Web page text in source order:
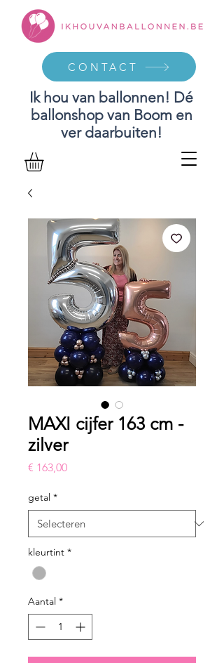
Ik hou van ballonnen! Dé
ballonshop van Boom en
ver daarbuiten!
CONTACT
MAXI cijfer 163 cm -
zilver
€ 163,00Prijs
getal *
kleurtint *
Aantal *